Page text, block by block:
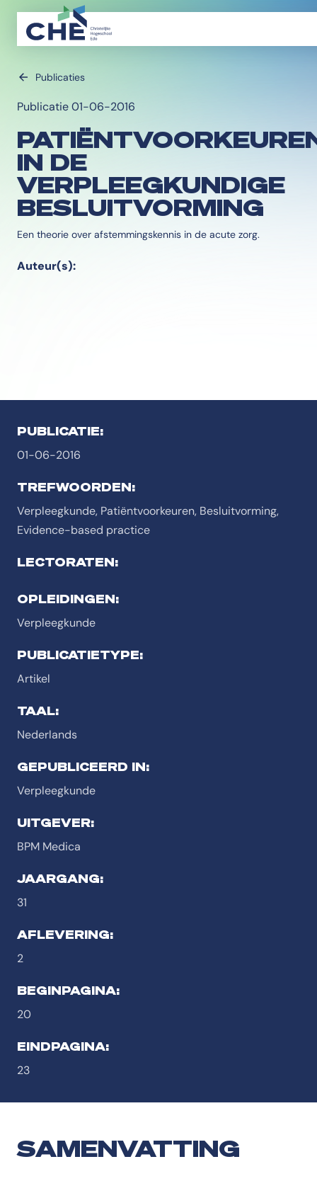
Publicaties
Publicatie 01-06-2016
IN DE
VERPLEEGKUNDIGE
BESLUITVORMING
Een theorie over afstemmingskennis in de acute zorg.
Auteur(s):
PUBLICATIE:
01-06-2016
TREFWOORDEN:
Verpleegkunde, Patiëntvoorkeuren, Besluitvorming,
Evidence-based practice
LECTORATEN:
OPLEIDINGEN:
Verpleegkunde
PUBLICATIETYPE:
Artikel
TAAL:
Nederlands
GEPUBLICEERD IN:
Verpleegkunde
UITGEVER:
BPM Medica
JAARGANG:
31
AFLEVERING:
2
BEGINPAGINA:
20
EINDPAGINA:
23
SAMENVATTING